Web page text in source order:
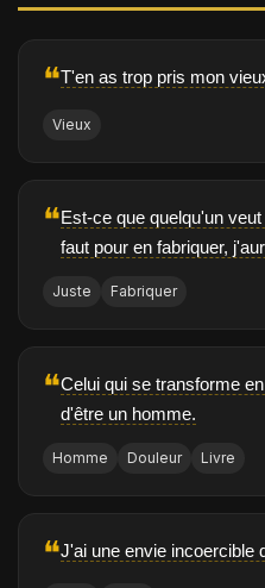
❝T'en as trop pris mon
Vieux
❝Est-ce que quelqu'un
faut pour en fabriquer,
Juste Fabriquer
❝Celui qui se transforme
d'être un homme.
Homme Douleur Livre
❝J'ai une envie incoercible